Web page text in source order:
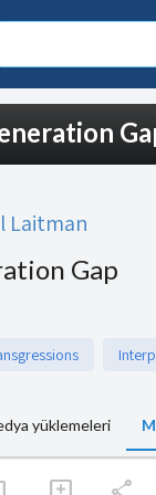
Laitman
Gap
yüklemeleri